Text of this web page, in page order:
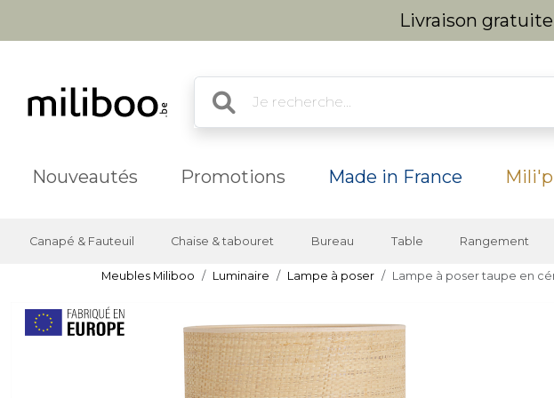
Livraison
Nouveautés Promotions Made in France
Canapé & Fauteuil Chaise & tabouret Bureau Table Rangement
Meubles Miliboo Luminaire Lampe à poser Lampe à poser taupe en